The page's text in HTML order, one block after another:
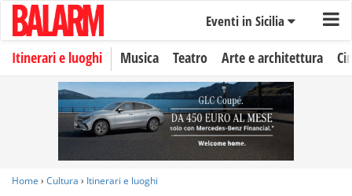
Eventi in Sicilia
Itinerari e luoghi Musica Teatro Arte e architettura
Home › Cultura › Itinerari e luoghi